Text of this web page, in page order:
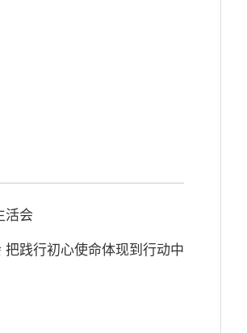
活会
把践行初心使命体现到行动中